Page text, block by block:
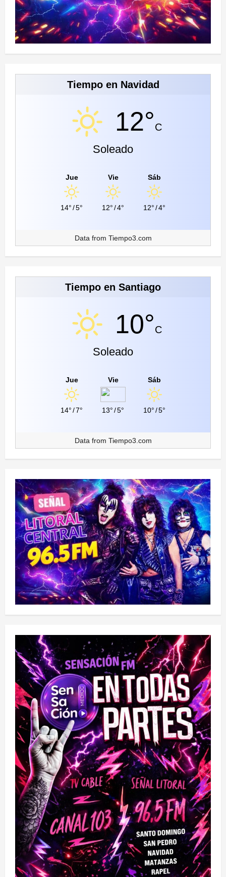
Tiempo en Navidad
12°C
Soleado
Jue
14°/5°
Vie
12°/4°
Sáb
12°/4°
Data from Tiempo3.com
Tiempo en Santiago
10°C
Soleado
Jue
14°/7°
Vie
13°/5°
Sáb
10°/5°
Data from Tiempo3.com